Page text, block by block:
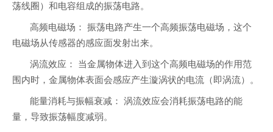
荡线圈）和电容组成的振荡电路。
高频电磁场： 振荡电路产生一个高频振荡电磁场，这个
电磁场从传感器的感应面发射出来。
涡流效应： 当金属物体进入到这个高频电磁场的作用范
围内时，金属物体表面会感应产生漩涡状的电流（即涡流）。
能量消耗与振幅衰减： 涡流效应会消耗振荡电路的能
量，导致振荡幅度减弱。